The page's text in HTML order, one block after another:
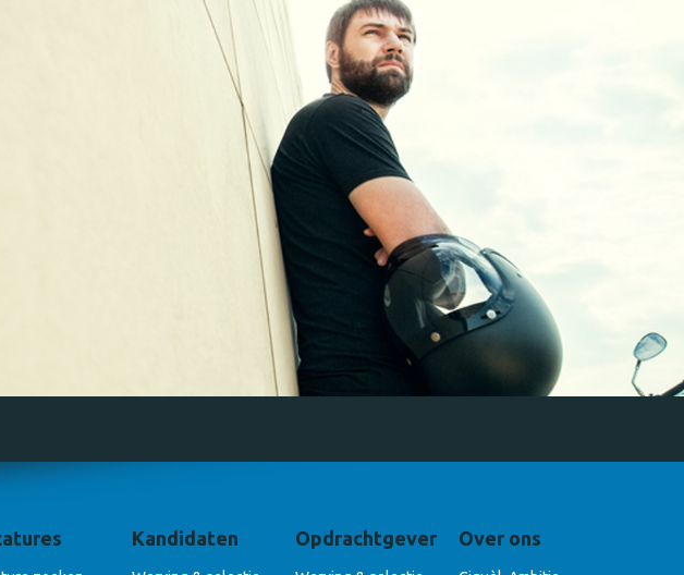
Kandidaten Opdrachtgever Over ons